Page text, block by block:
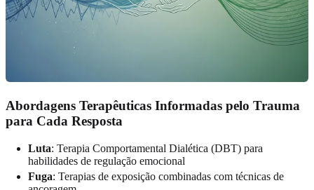
Abordagens Terapêuticas Informadas pelo Trauma
para Cada Resposta
Luta: Terapia Comportamental Dialética (DBT) para
habilidades de regulação emocional
Fuga: Terapias de exposição combinadas com técnicas de